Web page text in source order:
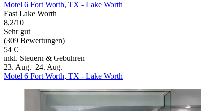
Motel 6 Fort Worth, TX - Lake Worth
East Lake Worth
8,2/10
Sehr gut
(309 Bewertungen)
54 €
inkl. Steuern & Gebühren
23. Aug.–24. Aug.
Motel 6 Fort Worth, TX - Lake Worth